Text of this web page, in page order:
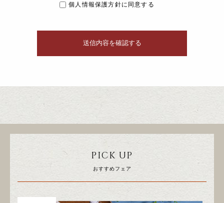
個人情報保護方針に同意する
PICK UP
おすすめフェア